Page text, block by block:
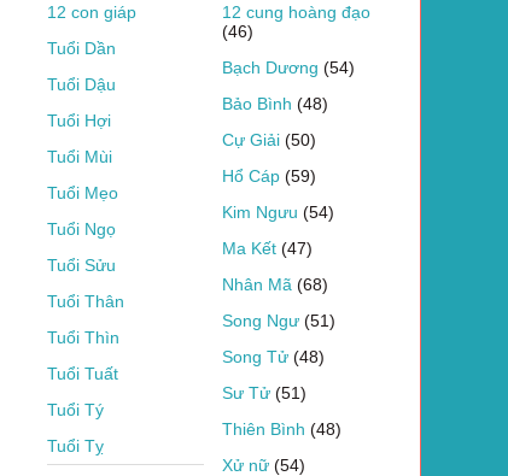
12 con giáp
Tuổi Dần
Tuổi Dậu
Tuổi Hợi
Tuổi Mùi
Tuổi Mẹo
Tuổi Ngọ
Tuổi Sửu
Tuổi Thân
Tuổi Thìn
Tuổi Tuất
Tuổi Tý
Tuổi Tỵ
12 cung hoàng đạo
(46)
Bạch Dương (54)
Bảo Bình (48)
Cự Giải (50)
Hổ Cáp (59)
Kim Ngưu (54)
Ma Kết (47)
Nhân Mã (68)
Song Ngư (51)
Song Tử (48)
Sư Tử (51)
Thiên Bình (48)
Xử nữ (54)